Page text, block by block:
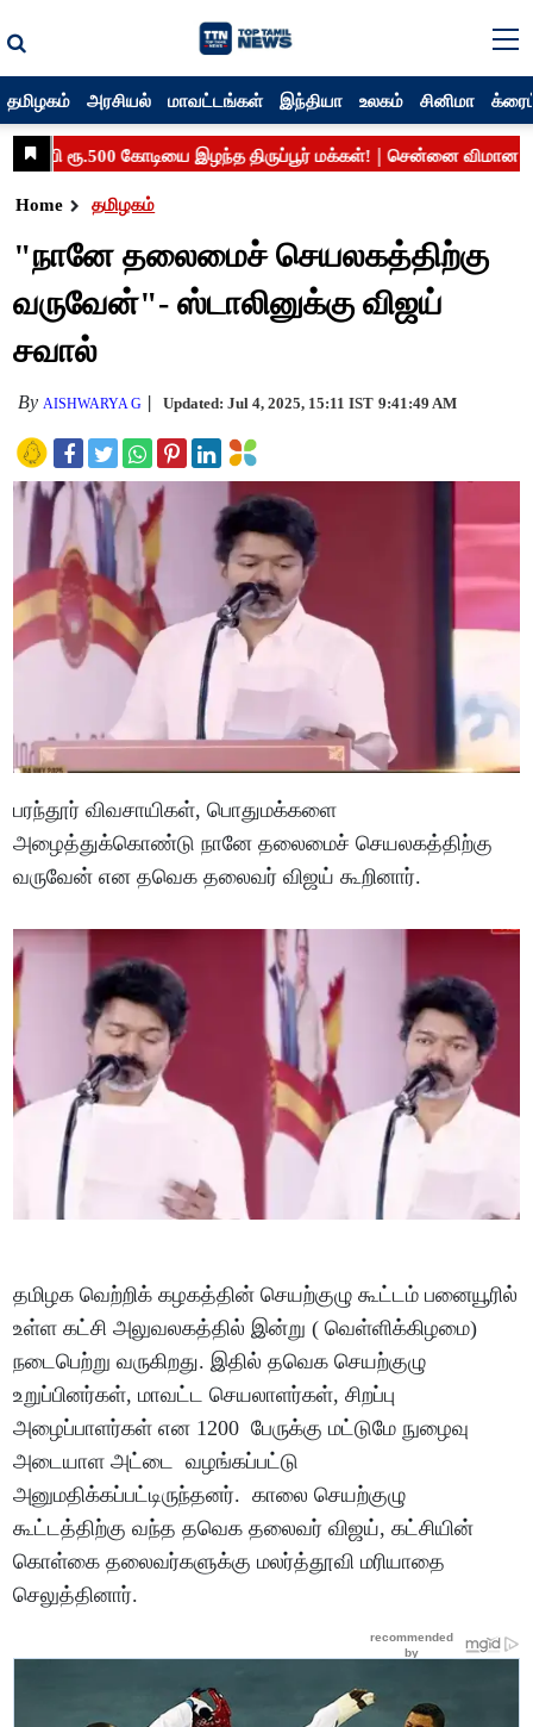
தமிழகம் அரசியல் மாவட்டங்கள் இந்தியா உலகம் சினிமா
Home தமிழகம்
"நானே தலைமைச் செயலகத்திற்கு
வருவேன்"- ஸ்டாலினுக்கு விஜய்
சவால்
By AISHWARYA G Updated: Jul 4, 2025, 15:11 IST 9:41:49 AM
பரந்தூர் விவசாயிகள், பொதுமக்களை
அழைத்துக்கொண்டு நானே தலைமைச் செயலகத்திற்கு
வருவேன் என தவெக தலைவர் விஜய் கூறினார்.
தமிழக வெற்றிக் கழகத்தின் செயற்குழு கூட்டம் பனையூரில்
உள்ள கட்சி அலுவலகத்தில் இன்று ( வெள்ளிக்கிழமை)
நடைபெற்று வருகிறது. இதில் தவெக செயற்குழு
உறுப்பினர்கள், மாவட்ட செயலாளர்கள், சிறப்பு
அழைப்பாளர்கள் என 1200 பேருக்கு மட்டுமே நுழைவு
அடையாள அட்டை வழங்கப்பட்டு
அனுமதிக்கப்பட்டிருந்தனர். காலை செயற்குழு
கூட்டத்திற்கு வந்த தவெக தலைவர் விஜய், கட்சியின்
கொள்கை தலைவர்களுக்கு மலர்த்தூவி மரியாதை
செலுத்தினார்.